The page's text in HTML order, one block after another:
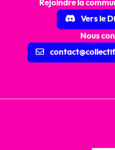
Rejoindre la
Vers le
Nous